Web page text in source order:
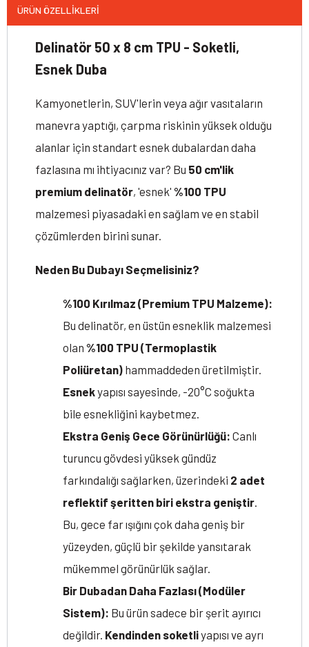
ÜRÜN ÖZELLIKLERI
Delinatör 50 x 8 cm TPU - Soketli,
Esnek Duba
Kamyonetlerin, SUV'lerin veya ağır vasıtaların
manevra yaptığı, çarpma riskinin yüksek olduğu
alanlar için standart esnek dubalardan daha
fazlasına mı ihtiyacınız var? Bu 50 cm'lik
premium delinatör, 'esnek' %100 TPU
malzemesi piyasadaki en sağlam ve en stabil
çözümlerden birini sunar.
Neden Bu Dubayı Seçmelisiniz?
%100 Kırılmaz (Premium TPU Malzeme):
Bu delinatör, en üstün esneklik malzemesi
olan %100 TPU (Termoplastik
Poliüretan) hammaddeden üretilmiştir.
Esnekyapısı sayesinde, -20°C soğukta
bile esnekliğini kaybetmez.
Ekstra Geniş Gece Görünürlüğü: Canlı
turuncu gövdesi yüksek gündüz
farkındalığı sağlarken, üzerindeki 2 adet
reflektif şeritten biri ekstra geniştir.
Bu, gece far ışığını çok daha geniş bir
yüzeyden, güçlü bir şekilde yansıtarak
mükemmel görünürlük sağlar.
Bir Dubadan Daha Fazlası (Modüler
Sistem): Bu ürün sadece bir şerit ayırıcı
değildir. Kendinden soketliyapısı ve ayrı